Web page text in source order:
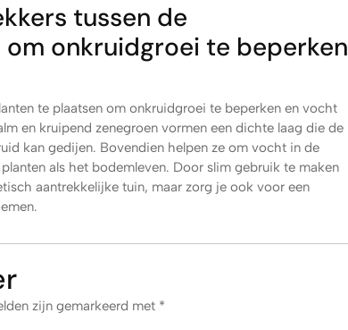
tussen de
onkruidgroei te beperken
te plaatsen om onkruidgroei te beperken en vocht
en kruipend zenegroen vormen een dichte laag die de
kan gedijen. Bovendien helpen ze om vocht in de
als het bodemleven. Door slim gebruik te maken
aantrekkelijke tuin, maar zorg je ook voor een
zijn gemarkeerd met *